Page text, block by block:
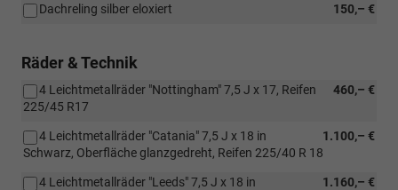
150,– €
Dachreling silber eloxiert
Räder & Technik
460,– €
4 Leichtmetallräder "Nottingham" 7,5 J x 17, Reifen
225/45 R17
1.100,– €
4 Leichtmetallräder "Catania" 7,5 J x 18 in
Schwarz, Oberfläche glanzgedreht, Reifen 225/40 R 18
1.160,– €
4 Leichtmetallräder "Leeds" 7,5 J x 18 in